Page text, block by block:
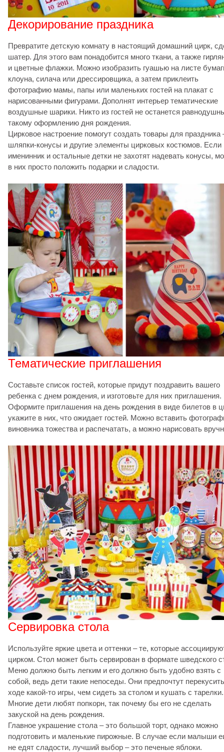
Декорирование праздника
Превратите детскую комнату в настоящий домашний цирк,
шатер. Для этого вам понадобится много ткани, а также
и цветные флажки. Можно изобразить гуашью на листе
клоуна, силача или дрессировщика, а затем приклеить
фотографию мамы, папы или маленьких гостей на плакат с
нарисованными фигурами. Дополнят интерьер тематические
воздушные шарики. Никто из гостей не останется
такому оформлению дня рождения.
Цирковое настроение помогут создать товары для праздника
шляпки-конусы и другие элементы цирковых костюмов. Если
именинник и остальные детки не захотят надевать конусы,
в них просто положить подарки и сладости.
Тематические приглашения
Составьте список гостей, которые придут поздравить вашего
ребенка с днем рождения, и изготовьте для них приглашения.
Оформите приглашения на день рождения в виде билетов в
укажите в них, что ожидает гостей. Можно вставить
виновника тожества и распечатать, а можно нарисовать
Сервировка стола
Используйте яркие цвета и оттенки – те, которые
цирком. Стол может быть сервирован в формате шведского
Меню должно быть легким и его должно быть удобно взять с
собой, ведь дети такие непоседы. Они предпочтут
ходе какой-то игры, чем сидеть за столом и кушать с тарелки.
Многие дети любят попкорн, так почему бы его не сделать
закуской на день рождения.
Главное украшение стола – это большой торт, однако можно
подготовить и маленькие пирожные. В случае если малыши
не едят сладости, лучший выбор – это печеные яблоки.